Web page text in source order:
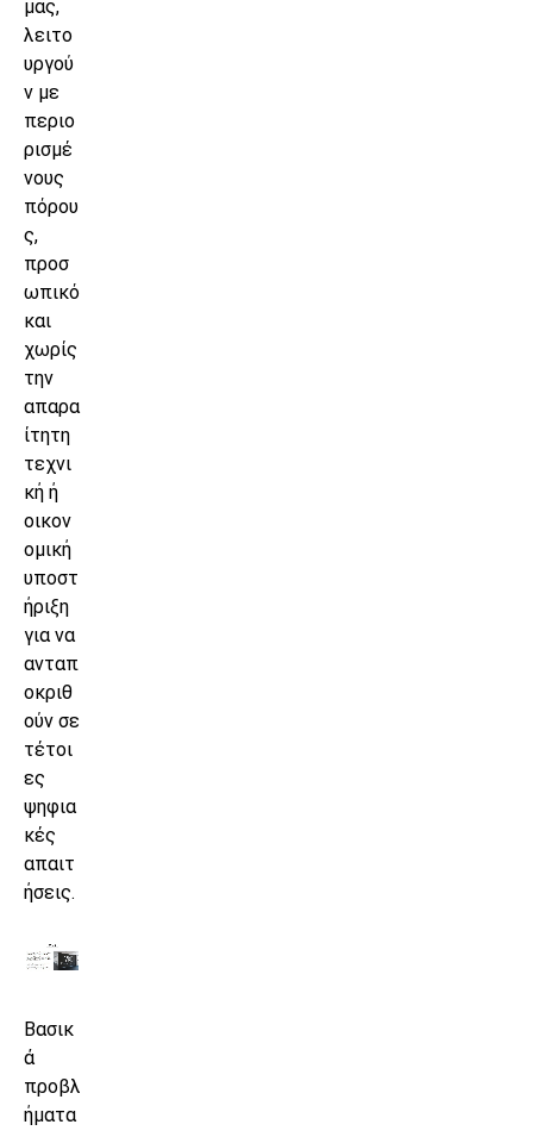
μας,
λειτο
υργού
ν με
περιο
ρισμέ
νους
πόρου
ς,
προσ
ωπικό
και
χωρίς
την
απαρα
ίτητη
τεχνι
κή ή
οικον
ομική
υποστ
ήριξη
για να
ανταπ
οκριθ
ούν σε
τέτοι
ες
ψηφια
κές
απαιτ
ήσεις.
Βασικ
ά
προβλ
ήματα